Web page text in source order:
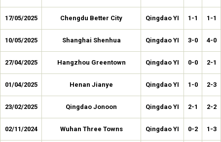
17/05/2025 Chengdu Better City Qingdao YI 1-1 1-1
10/05/2025 Shanghai Shenhua Qingdao YI 3-0 4-0
27/04/2025 Hangzhou Greentown Qingdao YI 0-0 2-1
01/04/2025 Henan Jianye Qingdao YI 1-0 2-3
23/02/2025 Qingdao Jonoon Qingdao YI 2-1 2-2
02/11/2024 Wuhan Three Towns Qingdao YI 0-2 1-3